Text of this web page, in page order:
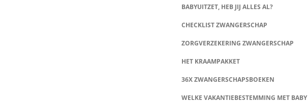
BABYUITZET, HEB JIJ ALLES AL?
CHECKLIST ZWANGERSCHAP
ZORGVERZEKERING ZWANGERSCHAP
HET KRAAMPAKKET
36X ZWANGERSCHAPSBOEKEN
WELKE VAKANTIEBESTEMMING MET BABY